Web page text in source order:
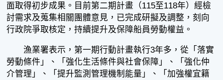
面取得初步成果。目前第二期計畫（115至118年）經檢
討需求及蒐集相關團體意見，已完成研擬及調整，刻向
行政院爭取核定，持續提升及保障船員勞動權益。
漁業署表示，第一期行動計畫執行3年多，從「落實
勞動條件」、「強化生活條件與社會保障」、「強化仲
介管理」、「提升監測管理機制能量」、「加強權宜籍